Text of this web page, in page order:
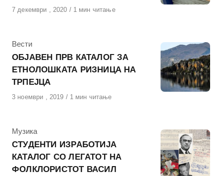
Објавено
7 декември , 2020 1 мин читање
КАтегорија
Вести
ОБЈАВЕН ПРВ КАТАЛОГ ЗА
ЕТНОЛОШКАТА РИЗНИЦА НА
ТРПЕЈЦА
Објавено
3 ноември , 2019 1 мин читање
КАтегорија
Музика
СТУДЕНТИ ИЗРАБОТИЈА
КАТАЛОГ СО ЛЕГАТОТ НА
ФОЛКЛОРИСТОТ ВАСИЛ